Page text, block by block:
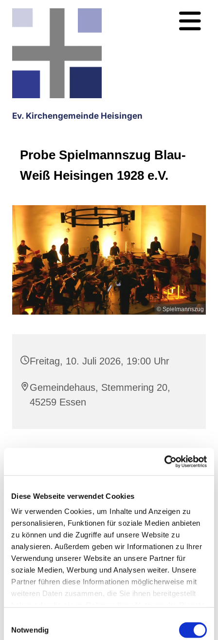
Diese Webseite verwendet Cookies
Wir verwenden Cookies, um Inhalte und Anzeigen zu
personalisieren, Funktionen für soziale Medien anbieten
zu können und die Zugriffe auf unsere Website zu
analysieren. Außerdem geben wir Informationen zu Ihrer
Verwendung unserer Website an unsere Partner für
soziale Medien, Werbung und Analysen weiter. Unsere
Partner führen diese Informationen möglicherweise mit
weiteren Daten zusammen, die Sie ihnen bereitgestellt
Notwendig
Ev. Kirchengemeinde Heisingen
Probe Spielmannszug Blau-
Weiß Heisingen 1928 e.V.
© Spielmannszug
Freitag, 10. Juli 2026, 19:00 Uhr
Gemeindehaus, Stemmering 20,
45259 Essen